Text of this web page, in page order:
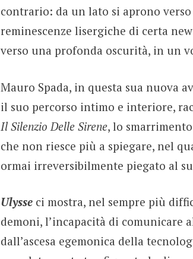
contrario: da un lato si aprono
reminescenze lisergiche di certa
verso una profonda oscurità, in un
Mauro Spada, in questa sua nuova
il suo percorso intimo e interiore,
Il Silenzio Delle Sirene, lo
che non riesce più a spiegare, nel
ormai irreversibilmente piegato al
Ulysseci mostra, nel sempre più
demoni, l’incapacità di comunicare
dall’ascesa egemonica della